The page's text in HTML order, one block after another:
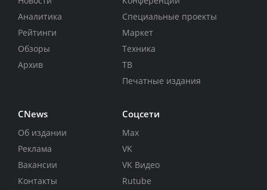
Аналитика
Рейтинги
Обзоры
Архив
Специальные проекты
Маркет
Техника
ТВ
Печатные издания
CNews
Об издании
Реклама
Вакансии
Контакты
Соцсети
Max
VK
VK Видео
Rutube